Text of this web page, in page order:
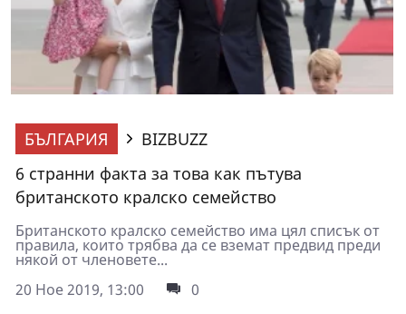
БЪЛГАРИЯ
BIZBUZZ
6 странни факта за това как пътува
британското кралско семейство
Британското кралско семейство има цял списък от
правила, които трябва да се вземат предвид преди
някой от членовете...
20 Ное 2019, 13:00
0